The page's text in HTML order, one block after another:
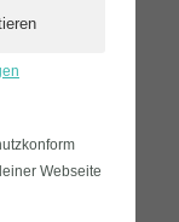
Webseite